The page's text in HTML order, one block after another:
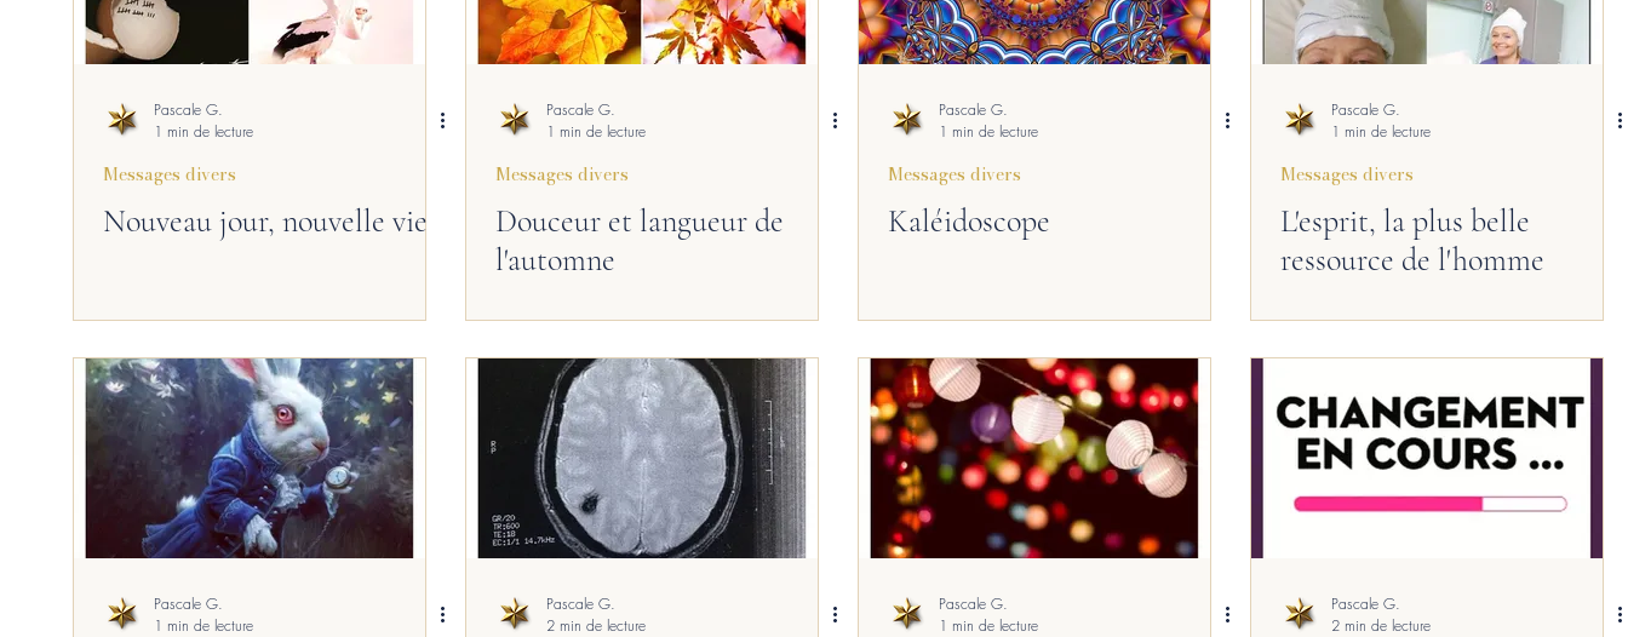
Pascale G.
1 min de lecture
Messages divers
Nouveau jour, nouvelle vie
Pascale G.
1 min de lecture
Messages divers
Douceur et langueur de
l'automne
Pascale G.
1 min de lecture
Messages divers
Kaléidoscope
Pascale G.
1 min de lecture
Messages divers
L'esprit, la plus belle
ressource de l'homme
Pascale G.
1 min de lecture
Pascale G.
2 min de lecture
Pascale G.
1 min de lecture
Pascale G.
2 min de lecture